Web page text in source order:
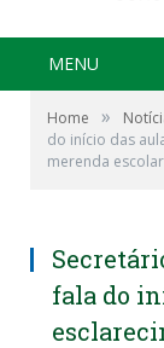
MENU
Home »
do início das
merenda escolar
fala do